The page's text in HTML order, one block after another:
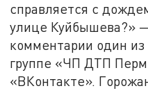
справляется с
улице Куйбышева?»
комментарии один
группе «ЧП ДТП
«ВКонтакте».